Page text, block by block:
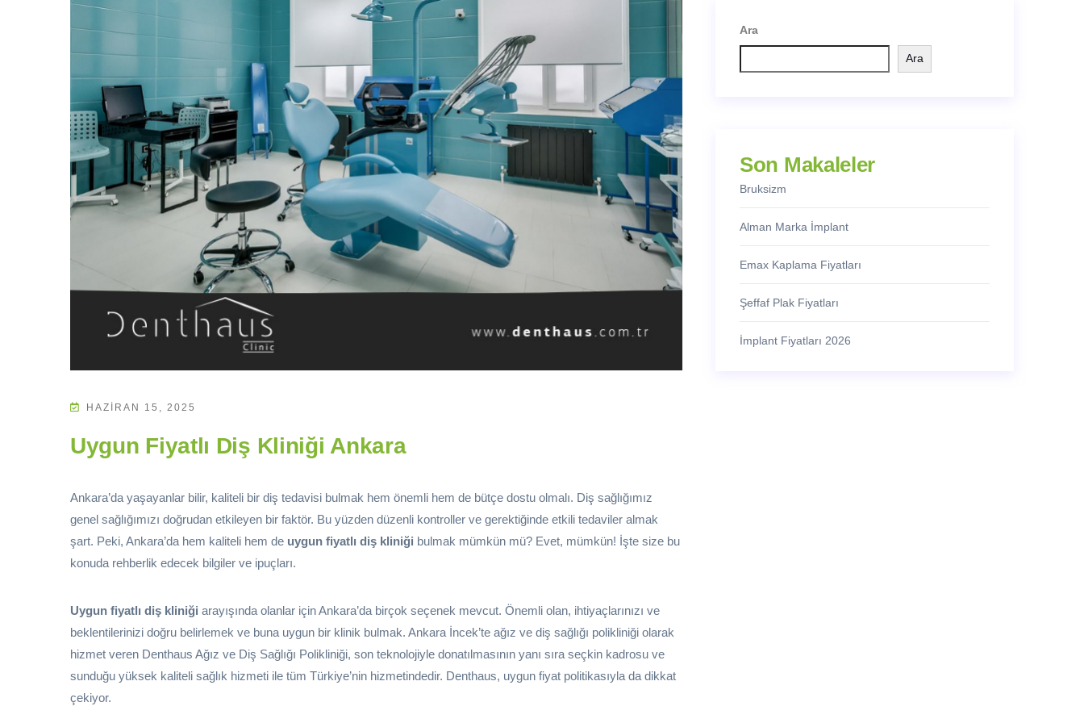
HAZIRAN 15, 2025
Uygun Fiyatlı Diş Kliniği Ankara
Ankara’da yaşayanlar bilir, kaliteli bir diş tedavisi bulmak hem önemli hem de bütçe dostu olmalı. Diş sağlığımız
genel sağlığımızı doğrudan etkileyen bir faktör. Bu yüzden düzenli kontroller ve gerektiğinde etkili tedaviler almak
şart. Peki, Ankara’da hem kaliteli hem de uygun fiyatlı diş kliniği bulmak mümkün mü? Evet, mümkün! İşte size bu
konuda rehberlik edecek bilgiler ve ipuçları.
Uygun fiyatlı diş kliniği arayışında olanlar için Ankara’da birçok seçenek mevcut. Önemli olan, ihtiyaçlarınızı ve
beklentilerinizi doğru belirlemek ve buna uygun bir klinik bulmak. Ankara İncek’te ağız ve diş sağlığı polikliniği olarak
hizmet veren Denthaus Ağız ve Diş Sağlığı Polikliniği, son teknolojiyle donatılmasının yanı sıra seçkin kadrosu ve
sunduğu yüksek kaliteli sağlık hizmeti ile tüm Türkiye’nin hizmetindedir. Denthaus, uygun fiyat politikasıyla da dikkat
çekiyor.
Ara
Ara
Son Makaleler
Bruksizm
Alman Marka İmplant
Emax Kaplama Fiyatları
Şeffaf Plak Fiyatları
İmplant Fiyatları 2026